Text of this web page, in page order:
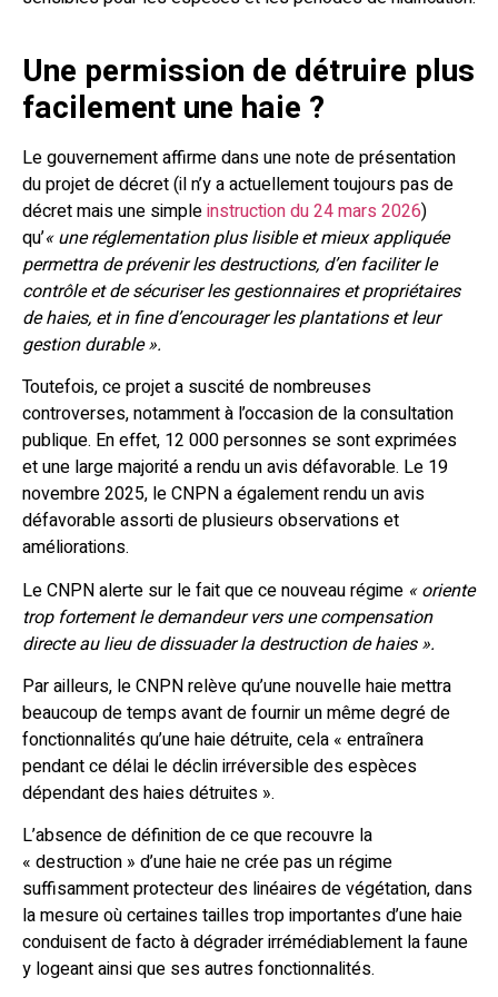
Une permission de détruire plus
facilement une haie ?
Le gouvernement affirme dans une note de présentation
du projet de décret (il n’y a actuellement toujours pas de
décret mais une simpleinstruction du 24 mars 2026)
qu’« une réglementation plus lisible et mieux appliquée
permettra de prévenir les destructions, d’en faciliter le
contrôle et de sécuriser les gestionnaires et propriétaires
de haies, et in fine d’encourager les plantations et leur
gestion durable ».
Toutefois, ce projet a suscité de nombreuses
controverses, notamment à l’occasion de la consultation
publique. En effet, 12 000 personnes se sont exprimées
et une large majorité a rendu un avis défavorable. Le 19
novembre 2025, le CNPN a également rendu un avis
défavorable assorti de plusieurs observations et
améliorations.
Le CNPN alerte sur le fait que ce nouveau régime « oriente
trop fortement le demandeur vers une compensation
directe au lieu de dissuader la destruction de haies ».
Par ailleurs, le CNPN relève qu’une nouvelle haie mettra
beaucoup de temps avant de fournir un même degré de
fonctionnalités qu’une haie détruite, cela « entraînera
pendant ce délai le déclin irréversible des espèces
dépendant des haies détruites ».
L’absence de définition de ce que recouvre la
« destruction » d’une haie ne crée pas un régime
suffisamment protecteur des linéaires de végétation, dans
la mesure où certaines tailles trop importantes d’une haie
conduisent de facto à dégrader irrémédiablement la faune
y logeant ainsi que ses autres fonctionnalités.